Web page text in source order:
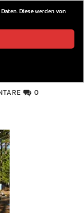
0
Diese werden von